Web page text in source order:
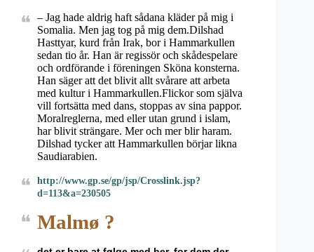
– Jag hade aldrig haft sådana kläder på mig i
Somalia. Men jag tog på mig dem.Dilshad
Hasttyar, kurd från Irak, bor i Hammarkullen
sedan tio år. Han är regissör och skådespelare
och ordförande i föreningen Sköna konsterna.
Han säger att det blivit allt svårare att arbeta
med kultur i Hammarkullen.Flickor som själva
vill fortsätta med dans, stoppas av sina pappor.
Moralreglerna, med eller utan grund i islam,
har blivit strängare. Mer och mer blir haram.
Dilshad tycker att Hammarkullen börjar likna
Saudiarabien.
http://www.gp.se/gp/jsp/Crosslink.jsp?
d=113&a=230505
Malmø ?